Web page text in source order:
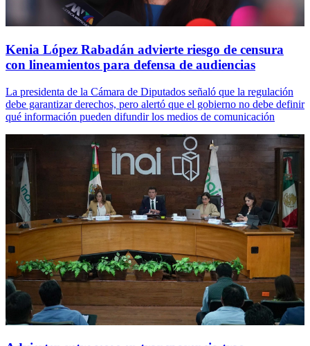
Kenia López Rabadán advierte riesgo de censura
con lineamientos para defensa de audiencias
La presidenta de la Cámara de Diputados señaló que la regulación
debe garantizar derechos, pero alertó que el gobierno no debe definir
qué información pueden difundir los medios de comunicación